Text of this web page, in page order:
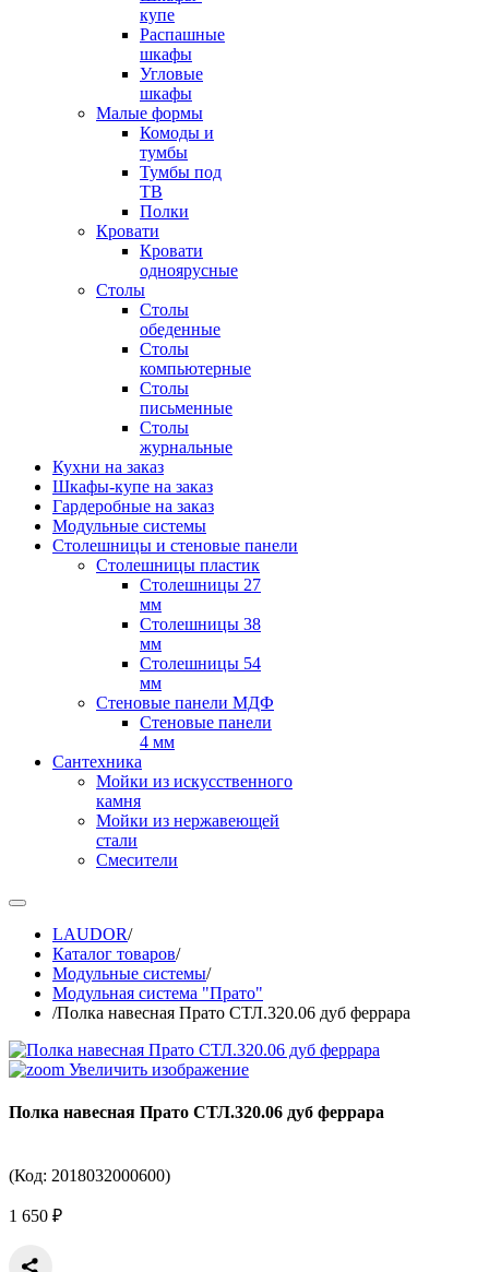
купе
Распашные
шкафы
Угловые
шкафы
Малые формы
Комоды и
тумбы
Тумбы под
ТВ
Полки
Кровати
Кровати
одноярусные
Столы
Столы
обеденные
Столы
компьютерные
Столы
письменные
Столы
журнальные
Кухни на заказ
Шкафы-купе на заказ
Гардеробные на заказ
Модульные системы
Столешницы и стеновые панели
Столешницы пластик
Столешницы 27
мм
Столешницы 38
мм
Столешницы 54
мм
Стеновые панели МДФ
Стеновые панели
4 мм
Сантехника
Мойки из искусственного
камня
Мойки из нержавеющей
стали
Смесители
LAUDOR/
Каталог товаров/
Модульные системы/
Модульная система "Прато"
/Полка навесная Прато СТЛ.320.06 дуб феррара
Увеличить изображение
Полка навесная Прато СТЛ.320.06 дуб феррара
(Код: 2018032000600)
1 650 ₽